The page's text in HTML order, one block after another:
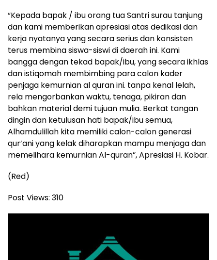
“Kepada bapak / ibu orang tua Santri surau tanjung
dan kami memberikan apresiasi atas dedikasi dan
kerja nyatanya yang secara serius dan konsisten
terus membina siswa-siswi di daerah ini. Kami
bangga dengan tekad bapak/ibu, yang secara ikhlas
dan istiqomah membimbing para calon kader
penjaga kemurnian al quran ini. tanpa kenal lelah,
rela mengorbankan waktu, tenaga, pikiran dan
bahkan material demi tujuan mulia. Berkat tangan
dingin dan ketulusan hati bapak/ibu semua,
Alhamdulillah kita memiliki calon-calon generasi
qur’ani yang kelak diharapkan mampu menjaga dan
memelihara kemurnian Al-quran”, Apresiasi H. Kobar.
(Red)
Post Views: 310